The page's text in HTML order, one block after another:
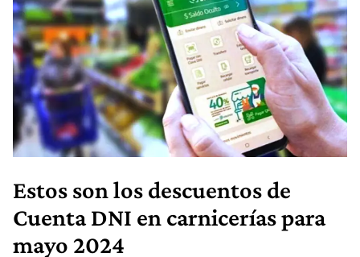
Estos son los descuentos de
Cuenta DNI en carnicerías para
mayo 2024